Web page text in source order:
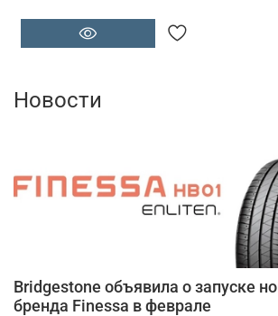
Новости
Bridgestone объявила о запуске
бренда Finessa в феврале